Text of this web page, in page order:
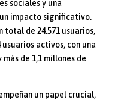
sociales y una
impacto significativo.
de 24.571 usuarios,
usuarios activos, con una
de 1,1 millones de
un papel crucial,